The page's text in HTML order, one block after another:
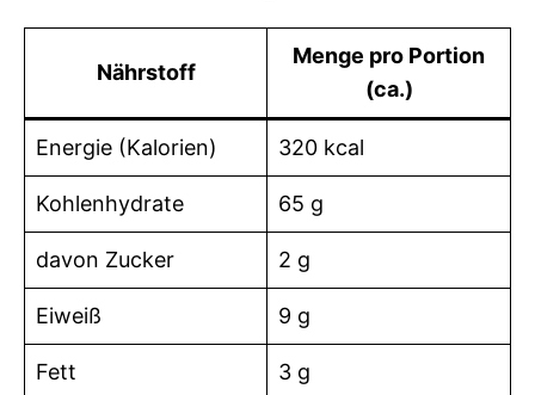
Nährstoff
Menge pro Portion
(ca.)
Energie (Kalorien) 320 kcal
Kohlenhydrate 65 g
davon Zucker 2 g
Eiweiß 9 g
Fett 3 g